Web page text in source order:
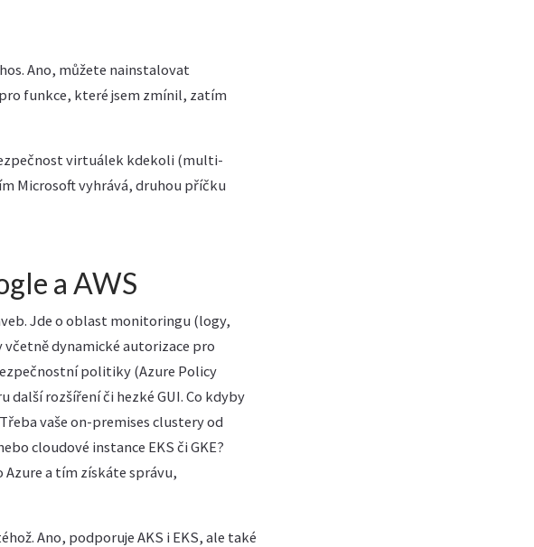
Ano, můžete nainstalovat
funkce, které jsem zmínil, zatím
virtuálek kdekoli (multi-
Microsoft vyhrává, druhou příčku
a AWS
Jde o oblast monitoringu (logy,
dynamické autorizace pro
politiky (Azure Policy
další rozšíření či hezké GUI. Co kdyby
vaše on-premises clustery od
cloudové instance EKS či GKE?
Azure a tím získáte správu,
Ano, podporuje AKS i EKS, ale také